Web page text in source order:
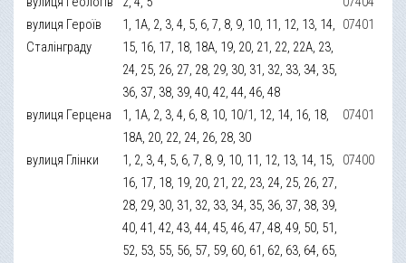
вулиця Героїв
Сталінграду
1, 1А, 2, 3, 4, 5, 6, 7, 8, 9, 10, 11, 12, 13, 14,
15, 16, 17, 18, 18А, 19, 20, 21, 22, 22А, 23,
24, 25, 26, 27, 28, 29, 30, 31, 32, 33, 34, 35,
36, 37, 38, 39, 40, 42, 44, 46, 48
07401
вулиця Герцена
1, 1А, 2, 3, 4, 6, 8, 10, 10/1, 12, 14, 16, 18,
18А, 20, 22, 24, 26, 28, 30
07401
вулиця Глінки
1, 2, 3, 4, 5, 6, 7, 8, 9, 10, 11, 12, 13, 14, 15,
16, 17, 18, 19, 20, 21, 22, 23, 24, 25, 26, 27,
28, 29, 30, 31, 32, 33, 34, 35, 36, 37, 38, 39,
40, 41, 42, 43, 44, 45, 46, 47, 48, 49, 50, 51,
52, 53, 55, 56, 57, 59, 60, 61, 62, 63, 64, 65,
07400